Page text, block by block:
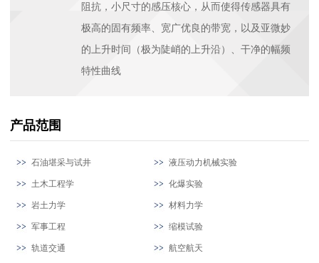
阻抗，小尺寸的感压核心，从而使得传感器具有
极高的固有频率、宽广优良的带宽，以及亚微妙
的上升时间（极为陡峭的上升沿）、干净的幅频
特性曲线
产品范围
石油堪采与试井 液压动力机械实验
土木工程学 化爆实验
岩土力学 材料力学
军事工程 缩模试验
轨道交通 航空航天